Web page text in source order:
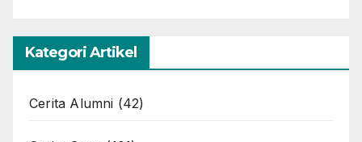
Kategori Artikel
Cerita Alumni (42)